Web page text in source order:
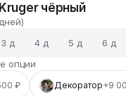
чёрный
3 д 4 д 5 д 6 д
опции
₽ Декоратор+9